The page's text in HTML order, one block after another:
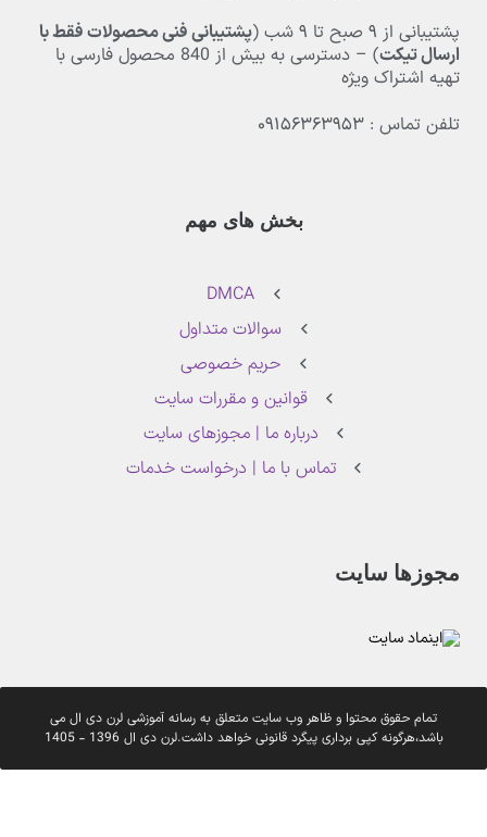
پشتیبانی از ۹ صبح تا ۹ شب (پشتیبانی فنی محصولات فقط با
ارسال تیکت) – دسترسی به بیش از 840 محصول فارسی با
تهیه اشتراک ویژه
تلفن تماس : ۰۹۱۵۶۳۶۳۹۵۳
بخش های مهم
DMCA
سوالات متداول
حریم خصوصی
قوانین و مقررات سایت
درباره ما | مجوزهای سایت
تماس با ما | درخواست خدمات
مجوزها سایت
تمام حقوق محتوا و ظاهر وب سایت متعلق به رسانه آموزشی لرن دی ال می
باشد،هرگونه کپی برداری پیگرد قانونی خواهد داشت.لرن دی ال 1396 - 1405